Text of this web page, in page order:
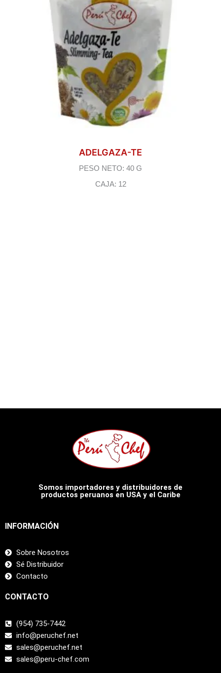
ADELGAZA-TE
PESO NETO: 40 G
CAJA: 12
Somos importadores y distribuidores de
productos peruanos en USA y el Caribe
INFORMACIÓN
Sobre Nosotros
Sé Distribuidor
Contacto
CONTACTO
(954) 735-7442
info@peruchef.net
sales@peruchef.net
sales@peru-chef.com